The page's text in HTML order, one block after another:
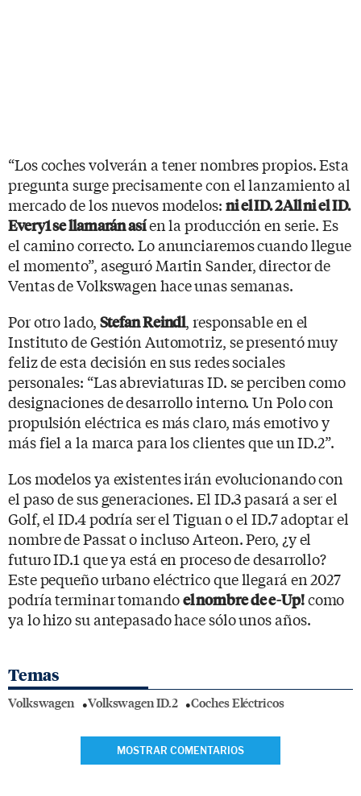
“Los coches volverán a tener nombres propios. Esta
pregunta surge precisamente con el lanzamiento al
mercado de los nuevos modelos: ni el ID. 2All ni el ID.
Every1 se llamarán asíen la producción en serie. Es
el camino correcto. Lo anunciaremos cuando llegue
el momento”, aseguró Martin Sander, director de
Ventas de Volkswagen hace unas semanas.
Por otro lado, Stefan Reindl, responsable en el
Instituto de Gestión Automotriz, se presentó muy
feliz de esta decisión en sus redes sociales
personales: “Las abreviaturas ID. se perciben como
designaciones de desarrollo interno. Un Polo con
propulsión eléctrica es más claro, más emotivo y
más fiel a la marca para los clientes que un ID.2”.
Los modelos ya existentes irán evolucionando con
el paso de sus generaciones. El ID.3 pasará a ser el
Golf, el ID.4 podría ser el Tiguan o el ID.7 adoptar el
nombre de Passat o incluso Arteon. Pero, ¿y el
futuro ID.1 que ya está en proceso de desarrollo?
Este pequeño urbano eléctrico que llegará en 2027
podría terminar tomandoel nombre de e-Up!como
ya lo hizo su antepasado hace sólo unos años.
Temas
Volkswagen Volkswagen ID.2 Coches Eléctricos
MOSTRAR COMENTARIOS